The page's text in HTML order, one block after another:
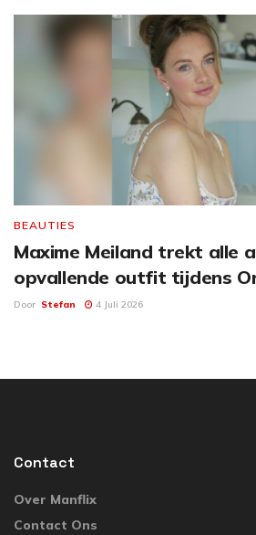
BEAUTIES
Maxime Meiland trekt alle
opvallende outfit tijdens
Door Stefan 4 Juli 2026
Contact
Over Manflix
Contact Ons